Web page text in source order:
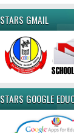
STARS GMAIL
STARS GOOGLE